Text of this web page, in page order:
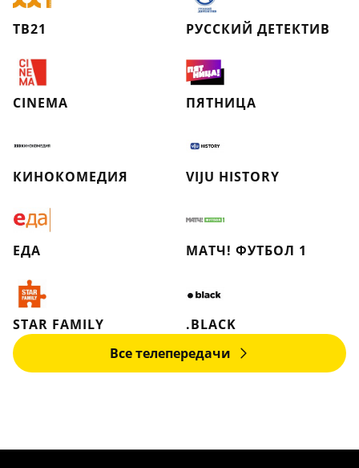
ТВ21 РУССКИЙ ДЕТЕКТИВ
CINEMA ПЯТНИЦА
КИНОКОМЕДИЯ VIJU HISTORY
ЕДА МАТЧ! ФУТБОЛ 1
STAR FAMILY
.BLACK
Все телепередачи